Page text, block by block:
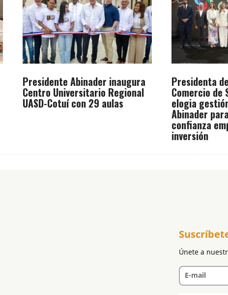
Presidente Abinader inaugura
Centro Universitario Regional
UASD-Cotuí con 29 aulas
Presidenta
Comercio de
elogia
Abinader
confianza
inversión
Únete a
E-mail